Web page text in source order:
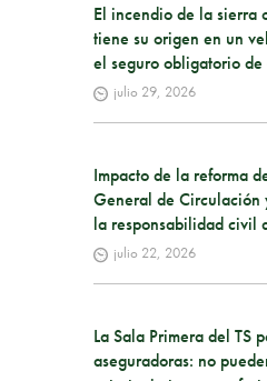
El incendio de la sierra
tiene su origen en un
el seguro obligatorio de
julio 29, 2026
Impacto de la reforma
General de Circulación
la responsabilidad civil
julio 22, 2026
La Sala Primera del TS
aseguradoras: no